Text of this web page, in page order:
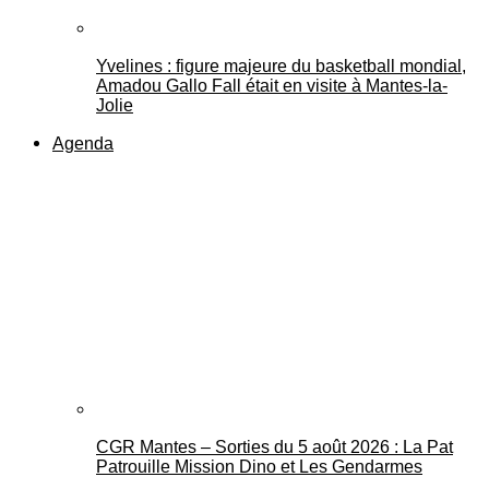
Yvelines : figure majeure du basketball mondial,
Amadou Gallo Fall était en visite à Mantes-la-
Jolie
Agenda
CGR Mantes – Sorties du 5 août 2026 : La Pat
Patrouille Mission Dino et Les Gendarmes